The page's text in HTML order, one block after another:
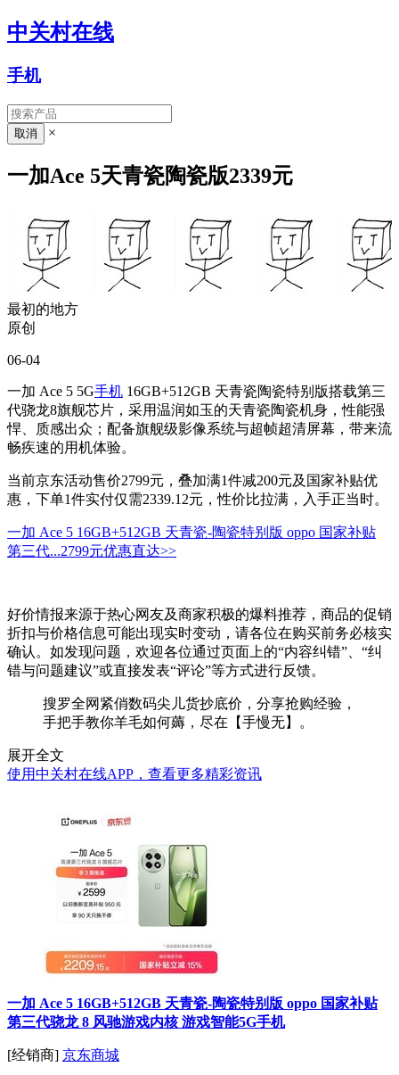
中关村在线
手机
×
一加Ace 5天青瓷陶瓷版2339元
最初的地方
原创
06-04
一加 Ace 5 5G手机 16GB+512GB 天青瓷陶瓷特别版搭载第三
代骁龙8旗舰芯片，采用温润如玉的天青瓷陶瓷机身，性能强
悍、质感出众；配备旗舰级影像系统与超帧超清屏幕，带来流
畅疾速的用机体验。
当前京东活动售价2799元，叠加满1件减200元及国家补贴优
惠，下单1件实付仅需2339.12元，性价比拉满，入手正当时。
一加 Ace 5 16GB+512GB 天青瓷-陶瓷特别版 oppo 国家补贴
第三代...2799元优惠直达>>
好价情报来源于热心网友及商家积极的爆料推荐，商品的促销
折扣与价格信息可能出现实时变动，请各位在购买前务必核实
确认。如发现问题，欢迎各位通过页面上的“内容纠错”、“纠
错与问题建议”或直接发表“评论”等方式进行反馈。
搜罗全网紧俏数码尖儿货抄底价，分享抢购经验，
手把手教你羊毛如何薅，尽在【手慢无】。
展开全文
使用中关村在线APP，查看更多精彩资讯
一加 Ace 5 16GB+512GB 天青瓷-陶瓷特别版 oppo 国家补贴
第三代骁龙 8 风驰游戏内核 游戏智能5G手机
[经销商] 京东商城